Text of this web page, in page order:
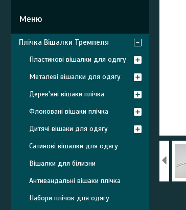
Плічка Вішалки Тремпеля
Пластикові вішалки для одягу
Металеві вішалки для одягу
Дерев'яні вішаки плічка
Флоковані вішаки плічка
Дитячі вішаки для одягу
Сатинові вішалки для одягу
Вішалки для білизни
Антивандальні вішаки плічка
Набори плічок для одягу